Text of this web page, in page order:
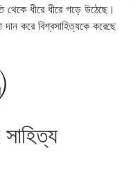
ধীরে ধীরে গড়ে উঠেছে।
দান করে বিশ্বসাহিত্যকে করেছে
সাহিত্য